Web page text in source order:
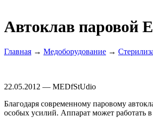
Автоклав паровой
Главная → Медоборудование →
22.05.2012 — MEDfStUdio
Благодаря современному паровому
особых усилий. Аппарат может работать